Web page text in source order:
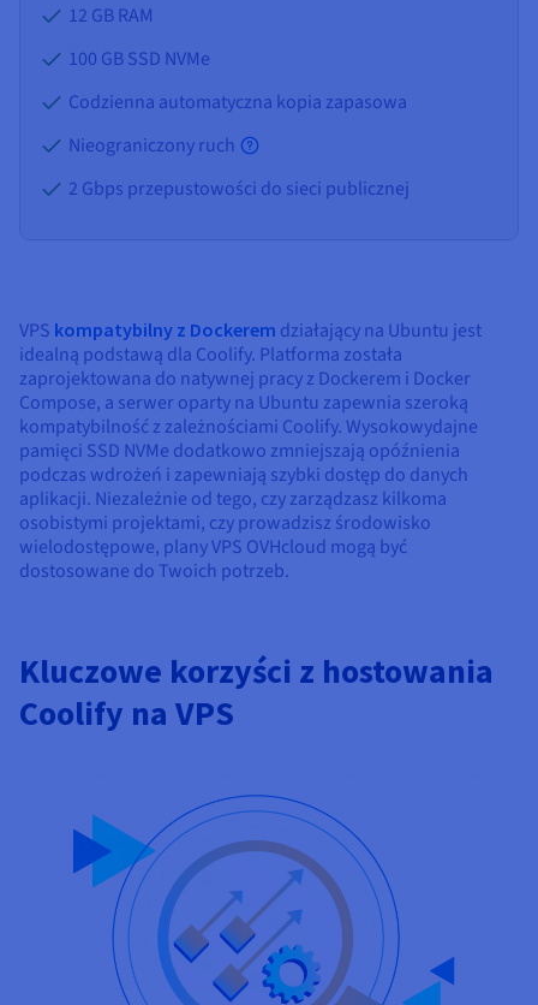
12 GBRAM
100 GB SSD NVMe
Codzienna automatyczna kopia zapasowa
Nieograniczony ruch
2 Gbps przepustowości do sieci publicznej
VPS kompatybilny z Dockerem działający na Ubuntu jest
idealną podstawą dla Coolify. Platforma została
zaprojektowana do natywnej pracy z Dockerem i Docker
Compose, a serwer oparty na Ubuntu zapewnia szeroką
kompatybilność z zależnościami Coolify. Wysokowydajne
pamięci SSD NVMe dodatkowo zmniejszają opóźnienia
podczas wdrożeń i zapewniają szybki dostęp do danych
aplikacji. Niezależnie od tego, czy zarządzasz kilkoma
osobistymi projektami, czy prowadzisz środowisko
wielodostępowe, plany VPS OVHcloud mogą być
dostosowane do Twoich potrzeb.
Kluczowe korzyści z hostowania
Coolify na VPS